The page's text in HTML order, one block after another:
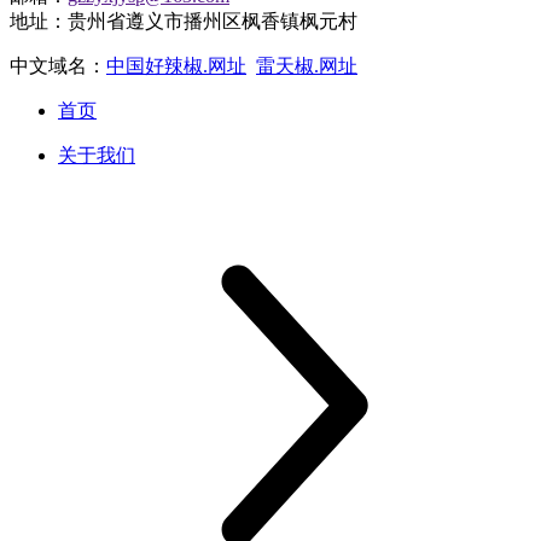
地址：贵州省遵义市播州区枫香镇枫元村
中文域名： 中国好辣椒.网址 雷天椒.网址
首页
关于我们